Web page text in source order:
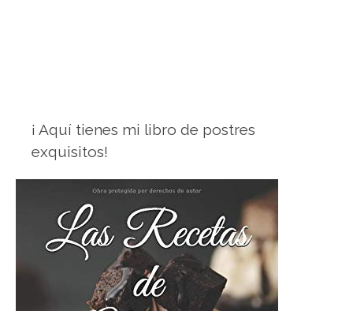
¡ Aquí tienes mi libro de postres
exquisitos!